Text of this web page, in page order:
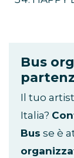
Bus
Il tuo
Italia?
Bus se è